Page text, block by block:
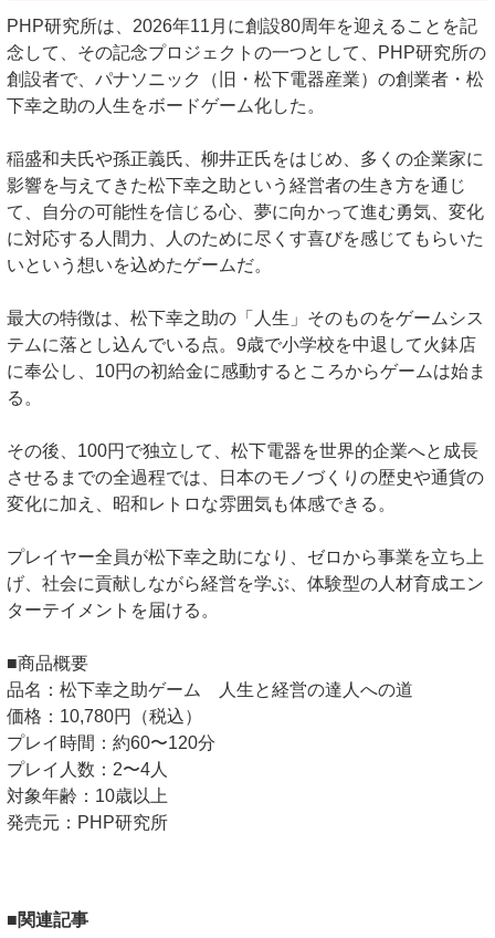
PHP研究所は、2026年11月に創設80周年を迎えることを記
念して、その記念プロジェクトの一つとして、PHP研究所の
創設者で、パナソニック（旧・松下電器産業）の創業者・松
下幸之助の人生をボードゲーム化した。
稲盛和夫氏や孫正義氏、柳井正氏をはじめ、多くの企業家に
影響を与えてきた松下幸之助という経営者の生き方を通じ
て、自分の可能性を信じる心、夢に向かって進む勇気、変化
に対応する人間力、人のために尽くす喜びを感じてもらいた
いという想いを込めたゲームだ。
最大の特徴は、松下幸之助の「人生」そのものをゲームシス
テムに落とし込んでいる点。9歳で小学校を中退して火鉢店
に奉公し、10円の初給金に感動するところからゲームは始ま
る。
その後、100円で独立して、松下電器を世界的企業へと成長
させるまでの全過程では、日本のモノづくりの歴史や通貨の
変化に加え、昭和レトロな雰囲気も体感できる。
プレイヤー全員が松下幸之助になり、ゼロから事業を立ち上
げ、社会に貢献しながら経営を学ぶ、体験型の人材育成エン
ターテイメントを届ける。
■商品概要
品名：松下幸之助ゲーム 人生と経営の達人への道
価格：10,780円（税込）
プレイ時間：約60〜120分
プレイ人数：2〜4人
対象年齢：10歳以上
発売元：PHP研究所
■関連記事